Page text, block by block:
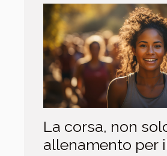
La corsa, non
allenamento per